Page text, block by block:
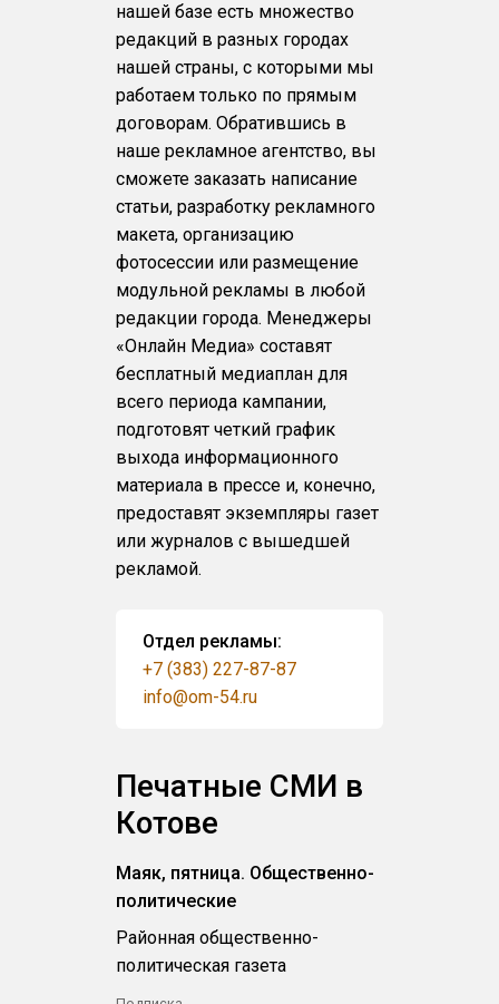
нашей базе есть множество
редакций в разных городах
нашей страны, с которыми мы
работаем только по прямым
договорам. Обратившись в
наше рекламное агентство, вы
сможете заказать написание
статьи, разработку рекламного
макета, организацию
фотосессии или размещение
модульной рекламы в любой
редакции города. Менеджеры
«Онлайн Медиа» составят
бесплатный медиаплан для
всего периода кампании,
подготовят четкий график
выхода информационного
материала в прессе и, конечно,
предоставят экземпляры газет
или журналов с вышедшей
рекламой.
Отдел рекламы:
+7 (383) 227-87-87
info@om-54.ru
Печатные СМИ в
Котове
Маяк, пятница. Общественно-
политические
Районная общественно-
политическая газета